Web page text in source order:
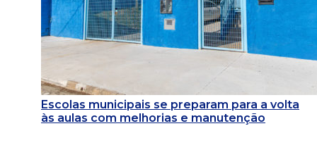
Escolas municipais se preparam para a volta
às aulas com melhorias e manutenção